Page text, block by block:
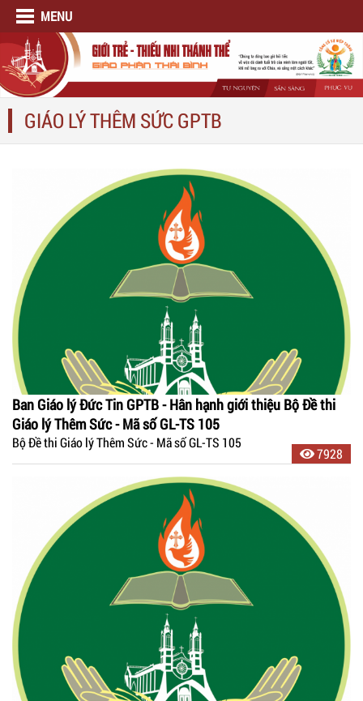
MENU
GIÁO LÝ THÊM SỨC GPTB
Ban Giáo lý Đức Tin GPTB - Hân hạnh giới thiệu Bộ Đề thi
Giáo lý Thêm Sức - Mã số GL-TS 105
Bộ Đề thi Giáo lý Thêm Sức - Mã số GL-TS 105
7928